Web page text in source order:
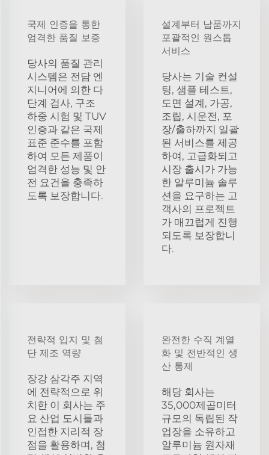
국제 인증을 통한
엄격한 품질 보증
당사의 품질 관리
시스템은 전담 엔
지니어에 의한 다
단계 검사, 구조
하중 시험 및 TUV
인증과 같은 국제
표준 준수를 포함
하여 모든 제품이
엄격한 성능 및 안
전 요건을 충족하
도록 보장합니다.
설계부터 납품까지
포괄적인 원스톱
서비스
당사는 기술 컨설
팅, 샘플 테스트,
도면 설계, 가공,
조립, 시운전, 포
장/출하까지 일괄
된 서비스를 제공
하여, 고급화되고
시장 출시가 가능
한 알루미늄 솔루
션을 요구하는 고
객사의 프로젝트
가 매끄럽게 진행
되도록 보장합니
다.
전략적 입지 및 첨
단 제조 역량
장강 삼각주 지역
에 전략적으로 위
치한 이 회사는 주
요 산업 도시들과
인접한 지리적 장
점을 활용하며, 첨
완전한 수직 계열
화 및 전반적인 생
산 통제
해당 회사는
35,000제곱미터
규모의 독립된 작
업장을 소유하고
알루미늄 원자재